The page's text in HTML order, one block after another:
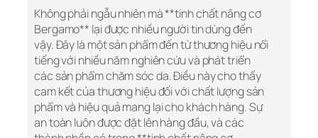
Không phải ngẫu nhiên mà **tinh chất nâng cơ
Bergamo** lại được nhiều người tin dùng đến
vậy. Đây là một sản phẩm đến từ thương hiệu nổi
tiếng với nhiều năm nghiên cứu và phát triển
các sản phẩm chăm sóc da. Điều này cho thấy
cam kết của thương hiệu đối với chất lượng sản
phẩm và hiệu quả mang lại cho khách hàng. Sự
an toàn luôn được đặt lên hàng đầu, và các